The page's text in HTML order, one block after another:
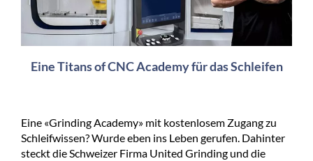
Eine Titans of CNC Academy für das Schleifen
Eine «Grinding Academy» mit kostenlosem Zugang zu
Schleifwissen? Wurde eben ins Leben gerufen. Dahinter
steckt die Schweizer Firma United Grinding und die